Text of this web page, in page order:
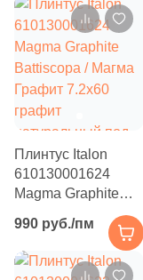
Плинтус Italon
610130001624
Magma Graphite
Battiscopa / Магма
Графит 7.2x60
графит
натуральный под
990 руб./пм